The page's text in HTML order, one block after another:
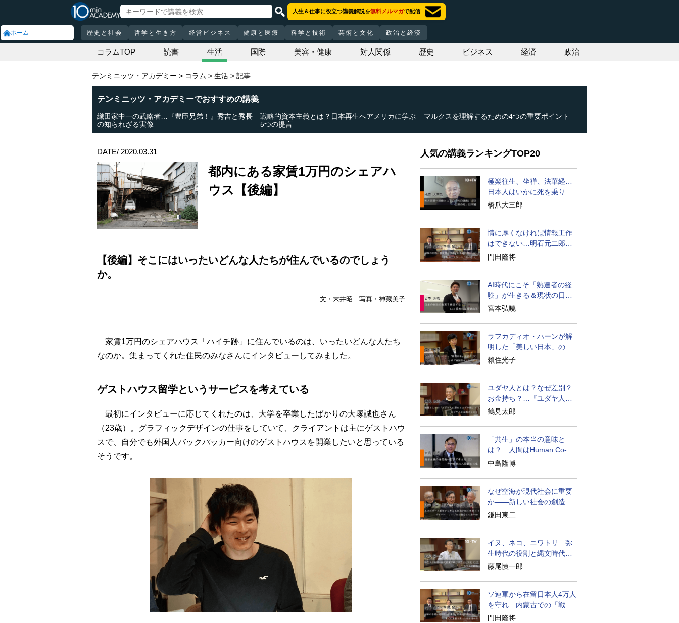
ホーム
人生＆仕事に役立つ講義解説を無料メルマガで配信
歴史と社会 哲学と生き方 経営ビジネス 健康と医療 科学と技術 芸術と文化 政治と経済
コラムTOP 読書 生活 国際 美容・健康 対人関係 歴史 ビジネス 経済 政治
テンミニッツ・アカデミー コラム 生活 記事
テンミニッツ・アカデミーでおすすめの講義
織田家中一の武略者…『豊臣兄弟！』秀吉と秀長
の知られざる実像
戦略的資本主義とは？日本再生へアメリカに学ぶ
5つの提言
マルクスを理解するための4つの重要ポイント
DATE/ 2020.03.31
都内にある家賃1万円のシェアハ
ウス【後編】
【後編】そこにはいったいどんな人たちが住んでいるのでしょう
か。
文・末井昭 写真・神藏美子
家賃1万円のシェアハウス「ハイチ跡」に住んでいるのは、いったいどんな人たち
なのか。集まってくれた住民のみなさんにインタビューしてみました。
ゲストハウス留学というサービスを考えている
最初にインタビューに応じてくれたのは、大学を卒業したばかりの大塚誠也さん
（23歳）。グラフィックデザインの仕事をしていて、クライアントは主にゲストハウ
スで、自分でも外国人バックパッカー向けのゲストハウスを開業したいと思っている
そうです。
人気の講義ランキングTOP20
極楽往生、坐禅、法華経…
日本人はいかに死を乗り越
えるか
橋爪大三郎
情に厚くなければ情報工作
はできない…明石元二郎の
対露工作の教訓
門田隆将
AI時代にこそ「熟達者の経
験」が生きる＆現状の日本
経済の実情は
宮本弘曉
ラフカディオ・ハーンが解
明した「美しい日本」の秘
密と未来
賴住光子
ユダヤ人とは？なぜ差別？
お金持ち？…『ユダヤ人の
歴史』に学ぶ
鶴見太郎
「共生」の本当の意味と
は？…人間はHuman Co-
becoming
中島隆博
なぜ空海が現代社会に重要
か――新しい社会の創造の
ために
鎌田東二
イヌ、ネコ、ニワトリ…弥
生時代の役割と縄文時代と
の違い
藤尾慎一郎
ソ連軍から在留日本人4万人
を守れ…内蒙古での「戦
後」の激闘
門田隆将